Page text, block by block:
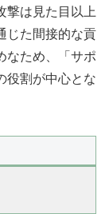
撃は見た目以上
じた間接的な貢
なため、「サポ
役割が中心とな